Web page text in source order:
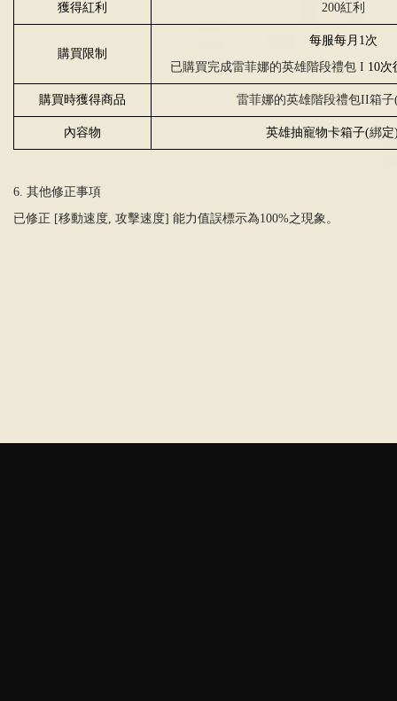
獲得紅利 200紅利
購買限制
每服每月 1次
已購買完成雷菲娜的英雄階段禮包 I 10次
購買時獲得商品 雷菲娜的英雄階段禮包II箱子
內容物 英雄抽寵物卡箱子(綁定
6. 其他修正事項
已修正 [移動速度, 攻擊速度] 能力值誤標示為100%之現象。